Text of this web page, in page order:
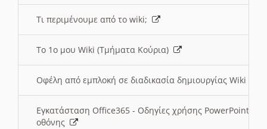
Τι περιμένουμε από το wiki;
Το 1ο μου Wiki (Τμήματα Κούρια)
Οφέλη από εμπλοκή σε διαδικασία δημιουργίας Wiki
Εγκατάσταση Office365 - Οδηγίες χρήσης PowerPoint
οθόνης